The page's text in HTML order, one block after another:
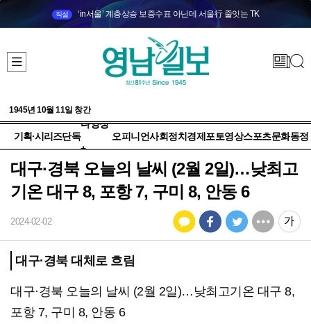
직설 ‘in서울’ 계층상승 보증수표 아닌데 서울行 줄잇는 TK
1945년 10월 11일 창간
기획·시리즈단독
다양성
+
오피니언사회정치 경제 포토영상스포츠문화동정
대구·경북 오늘의 날씨 (2월 2일)…낮최고
기온 대구 8, 포항 7, 구미 8, 안동 6
2024-02-02
대구·경북 대체로 흐림
대구·경북 오늘의 날씨 (2월 2일)…낮최고기온 대구 8,
포항 7, 구미 8, 안동 6